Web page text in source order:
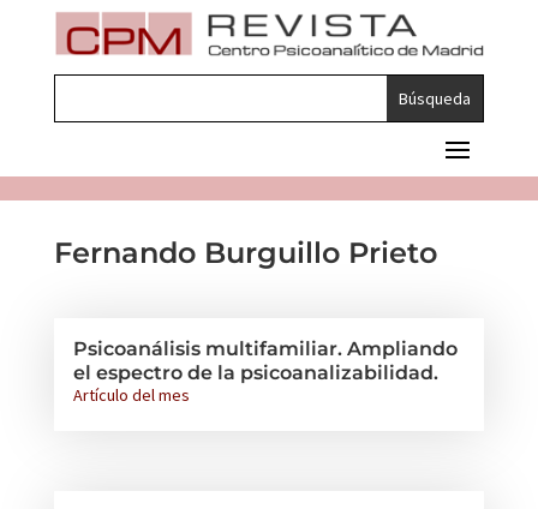
Fernando Burguillo Prieto
Psicoanálisis multifamiliar. Ampliando
el espectro de la psicoanalizabilidad.
Artículo del mes